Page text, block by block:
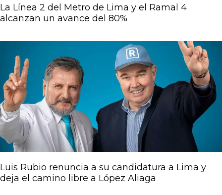
La Línea 2 del Metro de Lima y el Ramal 4
alcanzan un avance del 80%
Luis Rubio renuncia a su candidatura a Lima y
deja el camino libre a López Aliaga